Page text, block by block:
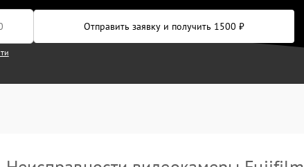
Отправить заявку и получить 1500 ₽